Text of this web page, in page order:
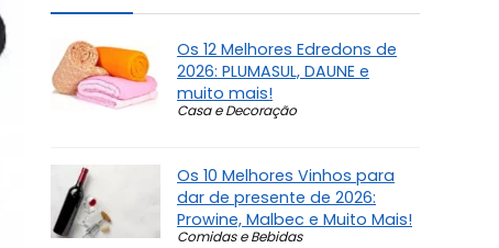
Os 12 Melhores Edredons de
2026: PLUMASUL, DAUNE e
muito mais!
Casa e Decoração
Os 10 Melhores Vinhos para
dar de presente de 2026:
Prowine, Malbec e Muito Mais!
Comidas e Bebidas